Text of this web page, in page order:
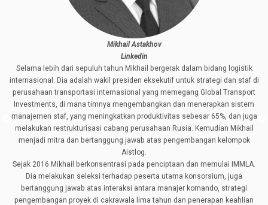
Mikhail Astakhov
Linkedin
Selama lebih dari sepuluh tahun Mikhail bergerak dalam bidang logistik
internasional. Dia adalah wakil presiden eksekutif untuk strategi dan staf di
perusahaan transportasi internasional yang memegang Global Transport
Investments, di mana timnya mengembangkan dan menerapkan sistem
manajemen staf, yang meningkatkan produktivitas sebesar 65%, dan juga
melakukan restrukturisasi cabang perusahaan Rusia. Kemudian Mikhail
menjadi mitra dan bertanggung jawab atas pengembangan kelompok
Aistlog.
Sejak 2016 Mikhail berkonsentrasi pada penciptaan dan memulai IMMLA.
Dia melakukan seleksi terhadap peserta utama konsorsium, juga
bertanggung jawab atas interaksi antara manajer komando, strategi
pengembangan proyek di cakrawala lima tahun dan penerapan keahlian